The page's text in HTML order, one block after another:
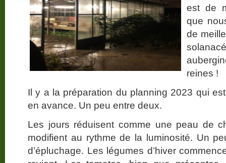
est de
que
de
reines !
Il y a la préparation du planning 2023 qui
en avance. Un peu entre deux.
Les jours réduisent comme une peau de
modifient au rythme de la luminosité. Un
d’épluchage. Les légumes d’hiver